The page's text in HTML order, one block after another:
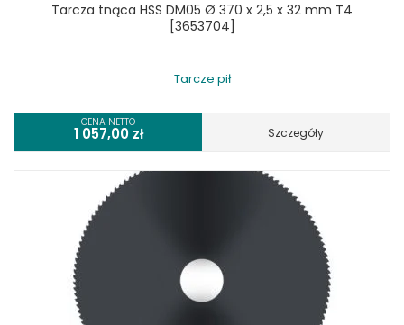
Tarcza tnąca HSS DM05 Ø 370 x 2,5 x 32 mm T4
[3653704]
Tarcze pił
CENA NETTO
1 057,00 zł Szczegóły